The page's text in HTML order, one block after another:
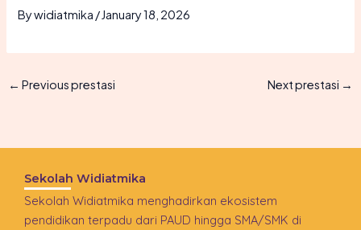
Bywidiatmika /January 18, 2026
← Previous prestasi Next prestasi →
Sekolah Widiatmika
Sekolah Widiatmika menghadirkan ekosistem
pendidikan terpadu dari PAUD hingga SMA/SMK di